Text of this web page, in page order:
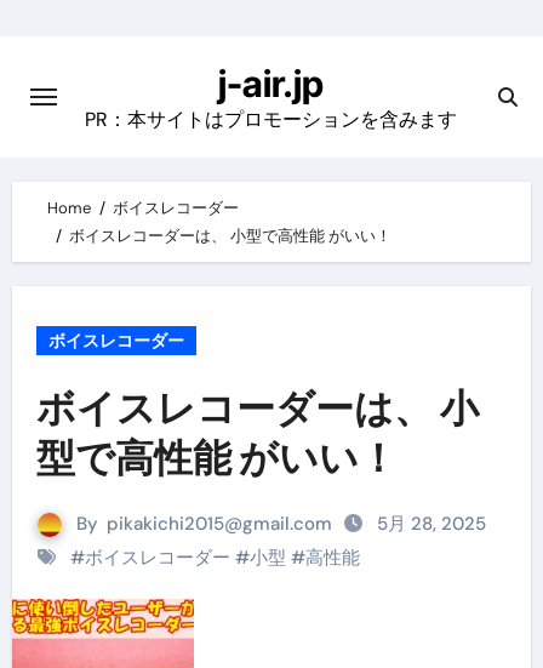
content
j-air.jp
PR：本サイトはプロモーションを含みます
Home
ボイスレコーダー
ボイスレコーダーは、 小型で高性能 がいい！
ボイスレコーダー
ボイスレコーダーは、 小
型で高性能 がいい！
By pikakichi2015@gmail.com
5月 28, 2025
#ボイスレコーダー #小型 #高性能